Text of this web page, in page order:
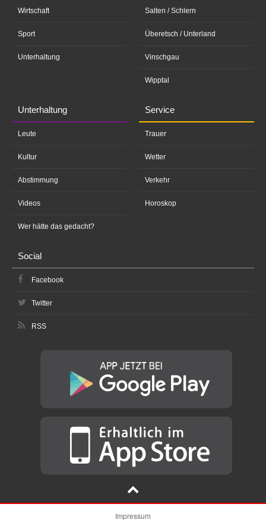
Wirtschaft
Sport
Unterhaltung
Salten / Schlern
Überetsch / Unterland
Vinschgau
Wipptal
Unterhaltung
Leute
Kultur
Abstimmung
Videos
Wer hätte das gedacht?
Service
Trauer
Wetter
Verkehr
Horoskop
Social
Facebook
Twitter
RSS
Impressum